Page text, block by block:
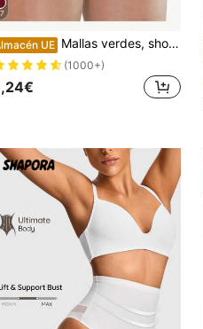
UE Mallas verdes, shorts de cintura alta con control de abdomen, mallas moldeadoras con elevación oculta, shorts de ciclismo (diseño curvo), bragas de mujer, cinturón de cintura, diseño curvo talla grande, shorts negros, shorts ajustados, shorts de fitness para mujer, bragas de mujer
(1000+)